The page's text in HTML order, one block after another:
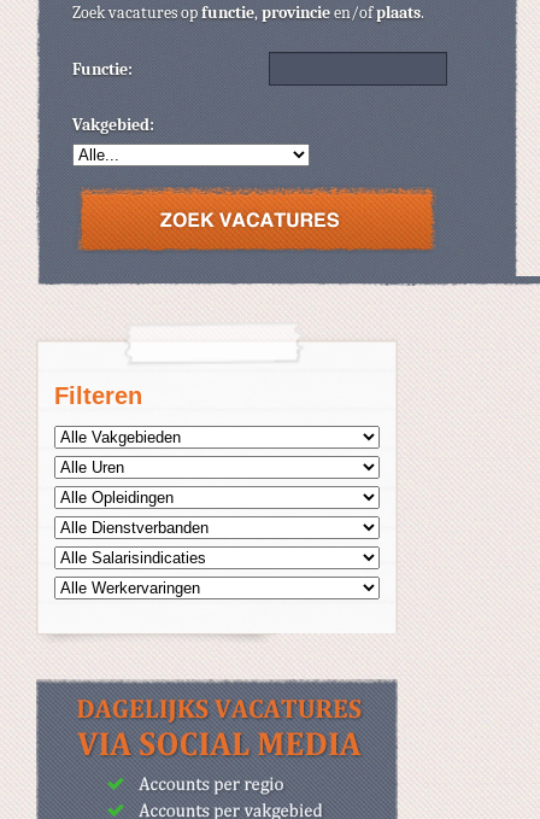
Filteren
Zoek vacatures opfunctie,provincieen/ofplaats.
Functie:
Vakgebied: